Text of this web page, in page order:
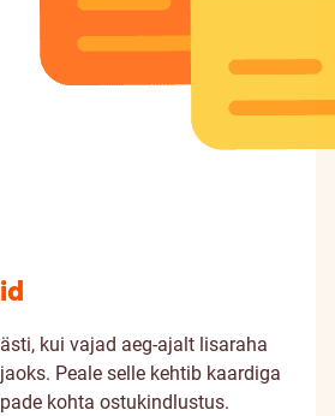
kui vajad aeg-ajalt lisaraha
Peale selle kehtib kaardiga
kohta ostukindlustus.